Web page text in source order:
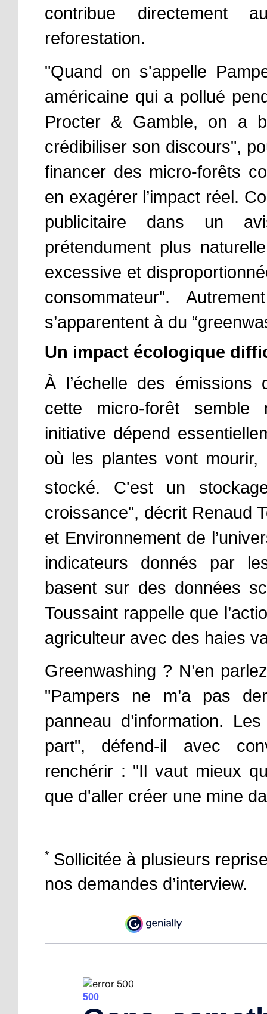
contribue directement
reforestation.
"Quand on s'appelle
américaine qui a pollué
Procter & Gamble, on a
crédibiliser son discours",
financer des micro-forêts
en exagérer l’impact réel.
publicitaire dans un
prétendument plus
excessive et
consommateur".
s’apparentent à du
Un impact écologique
À l’échelle des émissions
cette micro-forêt semble
initiative dépend
où les plantes vont
stocké. C'est un
croissance", décrit Renaud
et Environnement de
indicateurs donnés par
basent sur des données
Toussaint rappelle que
agriculteur avec des haies
Greenwashing ? N’en
"Pampers ne m’a pas
panneau d’information.
part", défend-il avec
renchérir : "Il vaut mieux
que d'aller créer une mine
* Sollicitée à plusieurs
nos demandes d’interview.